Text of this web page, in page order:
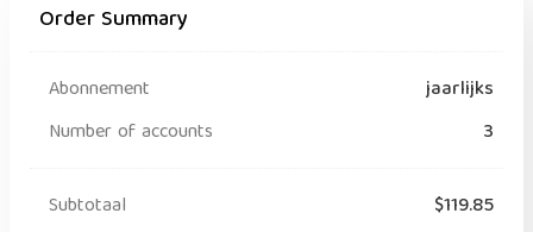
Order Summary
Abonnement
jaarlijks
Number of accounts
3
Subtotaal
$119.85